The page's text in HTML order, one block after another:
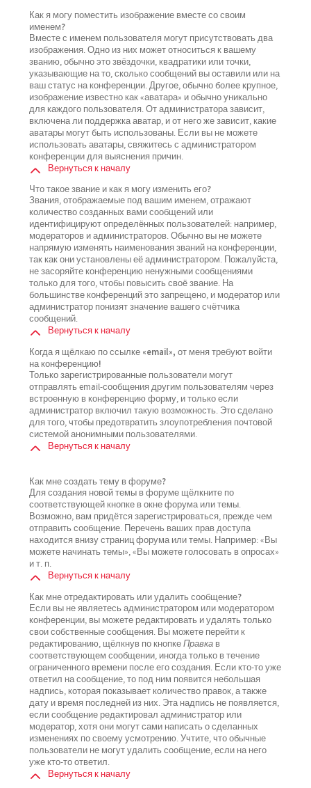
Как я могу поместить изображение вместе со своим
именем?
Вместе с именем пользователя могут присутствовать два
изображения. Одно из них может относиться к вашему
званию, обычно это звёздочки, квадратики или точки,
указывающие на то, сколько сообщений вы оставили или на
ваш статус на конференции. Другое, обычно более крупное,
изображение известно как «аватара» и обычно уникально
для каждого пользователя. От администратора зависит,
включена ли поддержка аватар, и от него же зависит, какие
аватары могут быть использованы. Если вы не можете
использовать аватары, свяжитесь с администратором
конференции для выяснения причин.
Вернуться к началу
Что такое звание и как я могу изменить его?
Звания, отображаемые под вашим именем, отражают
количество созданных вами сообщений или
идентифицируют определённых пользователей: например,
модераторов и администраторов. Обычно вы не можете
напрямую изменять наименования званий на конференции,
так как они установлены её администратором. Пожалуйста,
не засоряйте конференцию ненужными сообщениями
только для того, чтобы повысить своё звание. На
большинстве конференций это запрещено, и модератор или
администратор понизят значение вашего счётчика
сообщений.
Вернуться к началу
Когда я щёлкаю по ссылке «email», от меня требуют войти
на конференцию!
Только зарегистрированные пользователи могут
отправлять email-сообщения другим пользователям через
встроенную в конференцию форму, и только если
администратор включил такую возможность. Это сделано
для того, чтобы предотвратить злоупотребления почтовой
системой анонимными пользователями.
Вернуться к началу
Как мне создать тему в форуме?
Для создания новой темы в форуме щёлкните по
соответствующей кнопке в окне форума или темы.
Возможно, вам придётся зарегистрироваться, прежде чем
отправить сообщение. Перечень ваших прав доступа
находится внизу страниц форума или темы. Например: «Вы
можете начинать темы», «Вы можете голосовать в опросах»
и т. п.
Вернуться к началу
Как мне отредактировать или удалить сообщение?
Если вы не являетесь администратором или модератором
конференции, вы можете редактировать и удалять только
свои собственные сообщения. Вы можете перейти к
редактированию, щёлкнув по кнопкеПравкав
соответствующем сообщении, иногда только в течение
ограниченного времени после его создания. Если кто-то уже
ответил на сообщение, то под ним появится небольшая
надпись, которая показывает количество правок, а также
дату и время последней из них. Эта надпись не появляется,
если сообщение редактировал администратор или
модератор, хотя они могут сами написать о сделанных
изменениях по своему усмотрению. Учтите, что обычные
пользователи не могут удалить сообщение, если на него
уже кто-то ответил.
Вернуться к началу